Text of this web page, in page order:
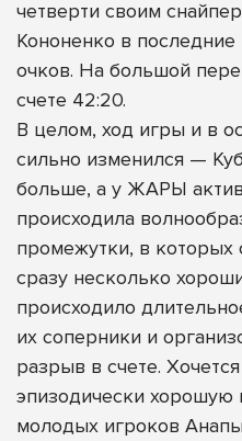
четверти своим
Кононенко в
очков. На большой
счете 42:20.
В целом, ход игры и в
сильно изменился —
больше, а у ЖАРЫ
происходила
промежутки, в которых
сразу несколько
происходило
их соперники и
разрыв в счете.
эпизодически хорошую
молодых игроков